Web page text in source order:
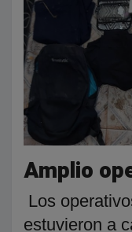
Amplio
Los
estuvieron a